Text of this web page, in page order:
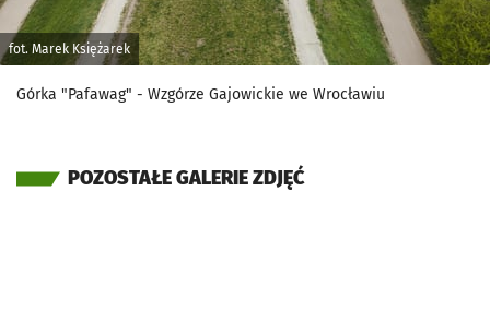
fot. Marek Księżarek
Górka "Pafawag" - Wzgórze Gajowickie we Wrocławiu
POZOSTAŁE GALERIE ZDJĘĆ